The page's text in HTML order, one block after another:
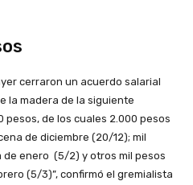
cerraron un acuerdo salarial
la madera de la siguiente
pesos, de los cuales 2.000 pesos
de diciembre (20/12); mil
de enero (5/2) y otros mil pesos
(5/3)”, confirmó el gremialista